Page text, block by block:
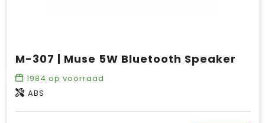
M-307 | Muse 5W Bluetooth Speaker
1984 op voorraad
ABS